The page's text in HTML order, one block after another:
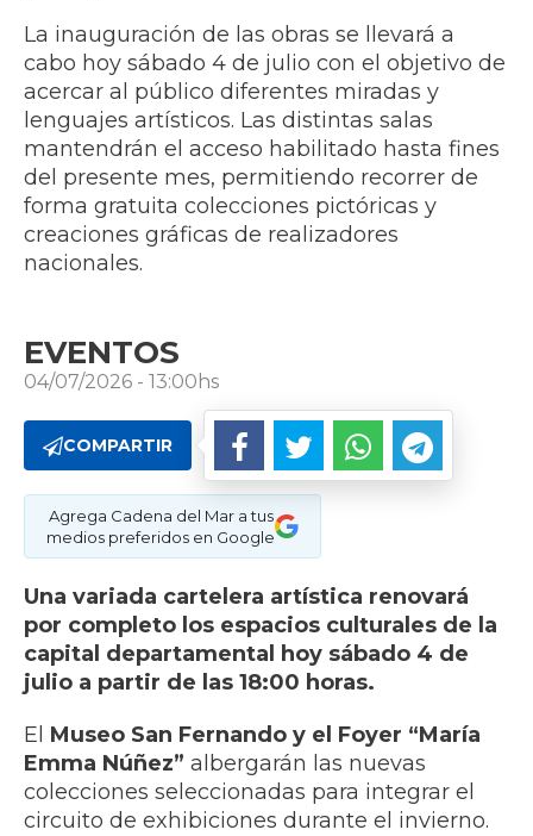
La inauguración de las obras se llevará a
cabo hoy sábado 4 de julio con el objetivo de
acercar al público diferentes miradas y
lenguajes artísticos. Las distintas salas
mantendrán el acceso habilitado hasta fines
del presente mes, permitiendo recorrer de
forma gratuita colecciones pictóricas y
creaciones gráficas de realizadores
nacionales.
EVENTOS
04/07/2026 - 13:00hs
COMPARTIR
Agrega Cadena del Mar a tus
medios preferidos en Google
Una variada cartelera artística renovará
por completo los espacios culturales de la
capital departamental hoy sábado 4 de
julio a partir de las 18:00 horas.
El Museo San Fernando y el Foyer “María
Emma Núñez” albergarán las nuevas
colecciones seleccionadas para integrar el
circuito de exhibiciones durante el invierno.